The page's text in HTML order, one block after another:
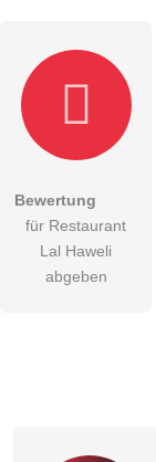
Hiermit
Die
Besucher
Bewertung
für Restaurant
Lal Haweli
abgeben